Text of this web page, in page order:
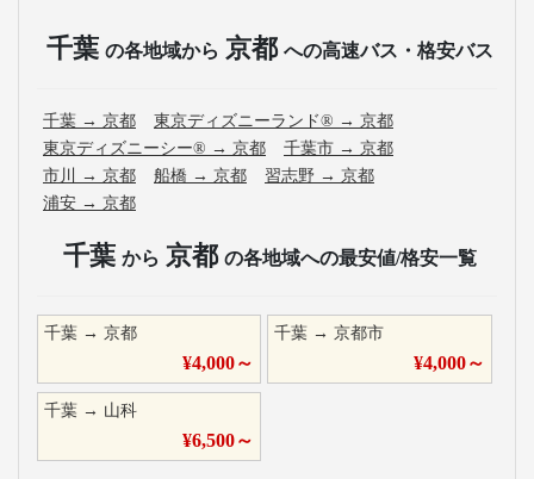
千葉 の各地域から 京都 への高速バス・格安バス
千葉 → 京都 東京ディズニーランド® → 京都
東京ディズニーシー® → 京都 千葉市 → 京都
市川
→ 京都 船橋 → 京都 習志野 → 京都
浦安 → 京都
千葉 から 京都 の各地域への最安値/格安一覧
千葉 → 京都
¥4,000～
千葉 →京都市
¥4,000～
千葉 → 山科
¥6,500～